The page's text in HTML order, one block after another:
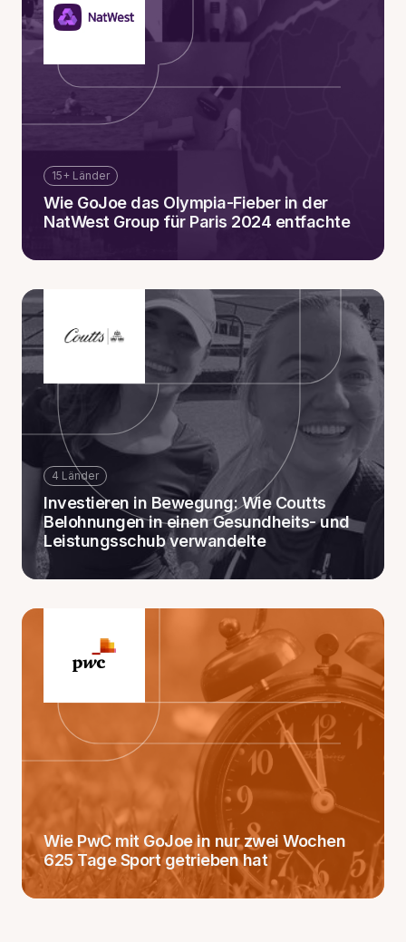
15+ Länder
Wie GoJoe das Olympia-Fieber in der
NatWest Group für Paris 2024 entfachte
4 Länder
Investieren in Bewegung: Wie Coutts
Belohnungen in einen Gesundheits- und
Leistungsschub verwandelte
Wie PwC mit GoJoe in nur zwei Wochen
625 Tage Sport getrieben hat